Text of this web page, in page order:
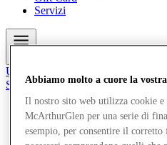
Servizi
Unisciti al Club
Salvata
it
Negozi
Offerte
Abbiamo molto a cuore la
Il nostro sito web utilizza cookie e
McArthurGlen per una serie di
esempio, per consentire il